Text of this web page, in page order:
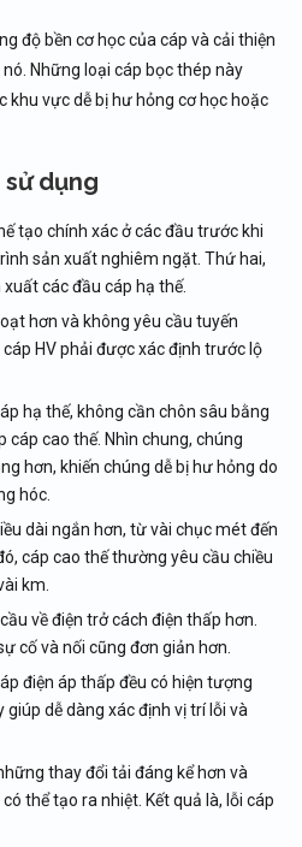
độ bền cơ học của cáp và cải thiện
Những loại cáp bọc thép này
khu vực dễ bị hư hỏng cơ học hoặc
dụng
tạo chính xác ở các đầu trước khi
sản xuất nghiêm ngặt. Thứ hai,
các đầu cáp hạ thế.
hơn và không yêu cầu tuyến
HV phải được xác định trước lộ
hạ thế, không cần chôn sâu bằng
cao thế. Nhìn chung, chúng
hơn, khiến chúng dễ bị hư hỏng do
hóc.
dài ngắn hơn, từ vài chục mét đến
cáp cao thế thường yêu cầu chiều
km.
về điện trở cách điện thấp hơn.
cố và nối cũng đơn giản hơn.
điện áp thấp đều có hiện tượng
giúp dễ dàng xác định vị trí lỗi và
thay đổi tải đáng kể hơn và
thể tạo ra nhiệt. Kết quả là, lỗi cáp